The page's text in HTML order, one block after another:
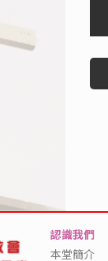
認識我們
本堂簡介